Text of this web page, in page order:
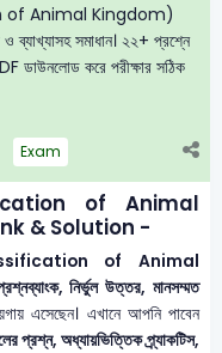
of Animal Kingdom)
ব্যাখ্যাসহ সমাধান। ২২+ প্রশ্নে
ডাউনলোড করে পরীক্ষার সঠিক
Exam
of Animal
& Solution -
of Animal
নির্ভুল উত্তর, মানসম্মত
এসেছেন। এখানে আপনি পাবেন
প্রশ্ন, অধ্যায়ভিত্তিক প্র্যাকটিস,